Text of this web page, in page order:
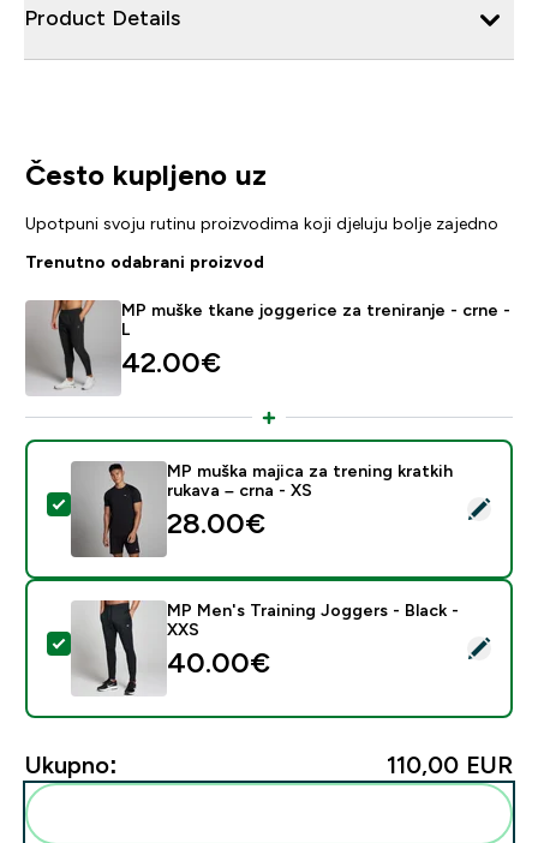
Product Details
Često kupljeno uz
Upotpuni svoju rutinu proizvodima koji djeluju bolje zajedno
Trenutno odabrani proizvod
MP muške tkane joggerice za treniranje - crne -
L
42.00€‎
Odaberi ovaj proizvod - MP muška majica za trening
MP muška majica za trening kratkih
rukava – crna - XS
28.00€‎
Odaberi ovaj proizvod - MP Men's Training Joggers -
MP Men's Training Joggers - Black -
XXS
40.00€‎
Ukupno: 110,00 EUR‎